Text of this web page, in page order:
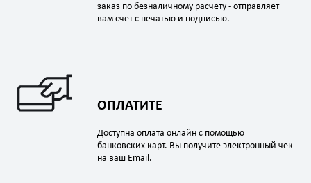
заказ по безналичному расчету - отправляет
вам счет с печатью и подписью.
ОПЛАТИТЕ
Доступна оплата онлайн с помощью
банковских карт. Вы получите электронный чек
на ваш Email.